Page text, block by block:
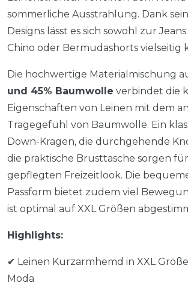
sommerliche Ausstrahlung. Dank
Designs lässt es sich sowohl zur
Chino oder Bermudashorts vielseitig
Die hochwertige Materialmischung
und 45% Baumwolle verbindet die
Eigenschaften von Leinen mit dem
Tragegefühl von Baumwolle. Ein
Down-Kragen, die durchgehende
die praktische Brusttasche sorgen
gepflegten Freizeitlook. Die
Passform bietet zudem viel
ist optimal auf XXL Größen
Highlights:
✔ Leinen Kurzarmhemd in XXL
Moda